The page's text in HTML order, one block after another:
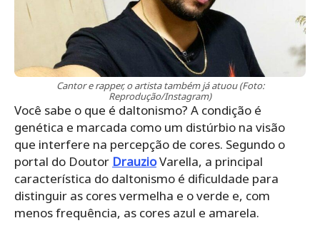
Cantor e rapper, o artista também já atuou (Foto:
Reprodução/Instagram)
Você sabe o que é daltonismo? A condição é
genética e marcada como um distúrbio na visão
que interfere na percepção de cores. Segundo o
portal do Doutor DrauzioVarella, a principal
característica do daltonismo é dificuldade para
distinguir as cores vermelha e o verde e, com
menos frequência, as cores azul e amarela.